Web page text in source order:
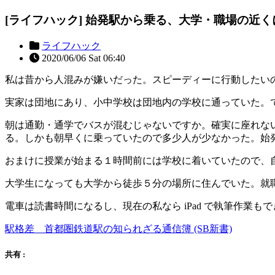
[ライフハック] 始発駅から乗る、大学・職場の近く
ライフハック
2020/06/06 Sat 06:40
私は昔から人混みが嫌いだった。スピーディーに行動した
実家は団地にあり、小中学校は団地内の学校に通っていた
朝は通勤・通学でバスが混むじゃないですか。確実に座れ
る。しかも朝早くに乗っていたので多少人が少なかった。
おまけに授業が始まる１時間前には学校に着いていたので
大学生になっても大学から徒歩５分の場所に住んでいた。
電車は読書時間になるし、現在の私なら iPad で執筆作業も
駅格差 首都圏鉄道駅の知られざる通信簿 (SB新書)
共有 :